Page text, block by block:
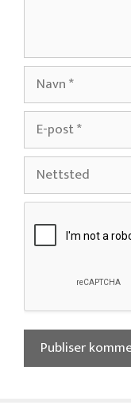
Navn
post
Nettsted